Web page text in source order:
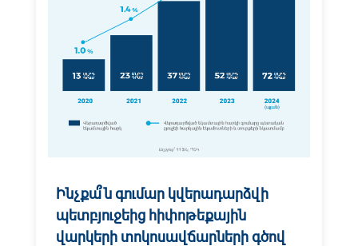
Ինչքա՞ն գումար կվերադարձվի
պետբյուջեից հիփոթեքային
վարկերի տոկոսավճարների գծով